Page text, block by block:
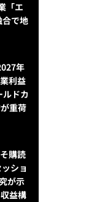
「エ
で地
年
利益
ルドカ
重荷
購読
ショ
が示
益構